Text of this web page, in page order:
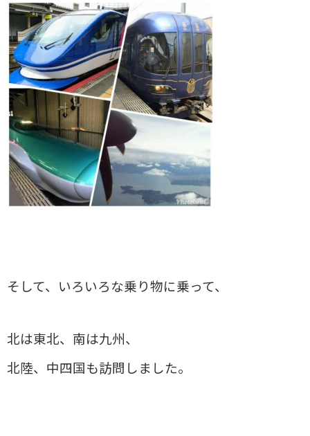
そして、いろいろな乗り物に乗って、
北は東北、南は九州、
北陸、中四国も訪問しました。